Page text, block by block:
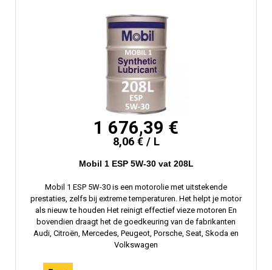
1 676,39 €
8,06 € / L
Mobil 1 ESP 5W-30 vat 208L
Mobil 1 ESP 5W-30 is een motorolie met uitstekende
prestaties, zelfs bij extreme temperaturen. Het helpt je motor
als nieuw te houden Het reinigt effectief vieze motoren En
bovendien draagt ​​het de goedkeuring van de fabrikanten
Audi, Citroën, Mercedes, Peugeot, Porsche, Seat, Skoda en
Volkswagen